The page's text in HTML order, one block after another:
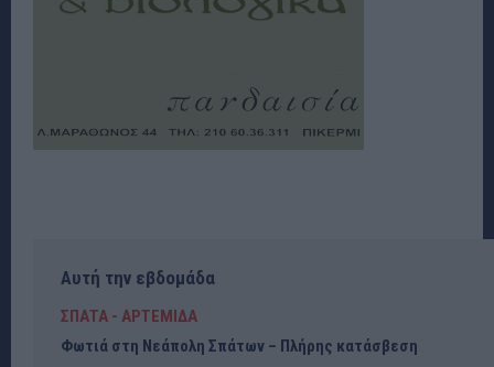
Αυτή την εβδομάδα
ΣΠΑΤΑ - ΑΡΤΕΜΙΔΑ
Φωτιά στη Νεάπολη Σπάτων – Πλήρης κατάσβεση